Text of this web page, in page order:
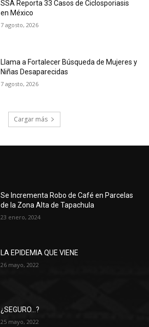
SSA Reporta 33 Casos de Ciclosporiasis
en México
7 agosto, 2026
Llama a Fortalecer Búsqueda de Mujeres y
Niñas Desaparecidas
7 agosto, 2026
Cargar más
Se Incrementa Robo de Café en Parcelas
de la Zona Alta de Tapachula
23 enero, 2024
LA EPIDEMIA QUE VIENE
26 mayo, 2022
¿SEGURO…?
25 mayo, 2022